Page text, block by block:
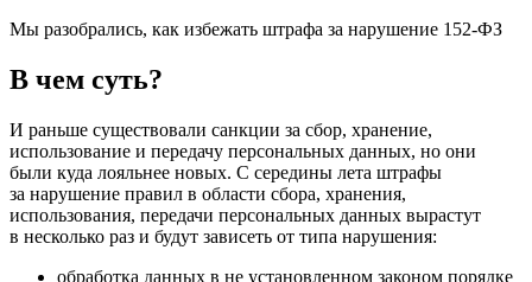
Мы разобрались, как избежать штрафа за нарушение 152-ФЗ
В чем суть?
И раньше существовали санкции за сбор, хранение,
использование и передачу персональных данных, но они
были куда лояльнее новых. С середины лета штрафы
за нарушение правил в области сбора, хранения,
использования, передачи персональных данных вырастут
в несколько раз и будут зависеть от типа нарушения:
обработка данных в не установленном законом порядке